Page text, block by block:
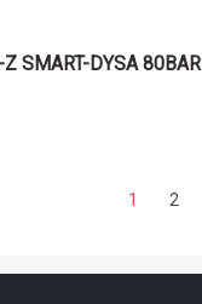
SMART-DYSA 80BAR
1 2